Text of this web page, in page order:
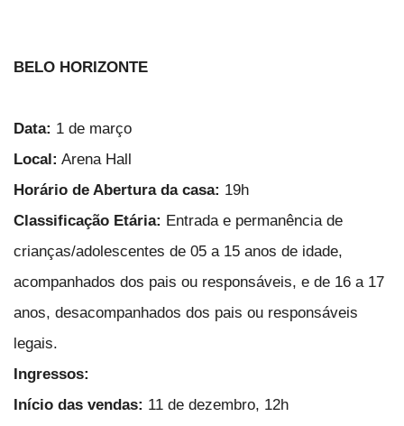
BELO HORIZONTE
Data: 1 de março
Local: Arena Hall
Horário de Abertura da casa: 19h
Classificação Etária: Entrada e permanência de
crianças/adolescentes de 05 a 15 anos de idade,
acompanhados dos pais ou responsáveis, e de 16 a 17
anos, desacompanhados dos pais ou responsáveis
legais.
Ingressos:
Início das vendas: 11 de dezembro, 12h